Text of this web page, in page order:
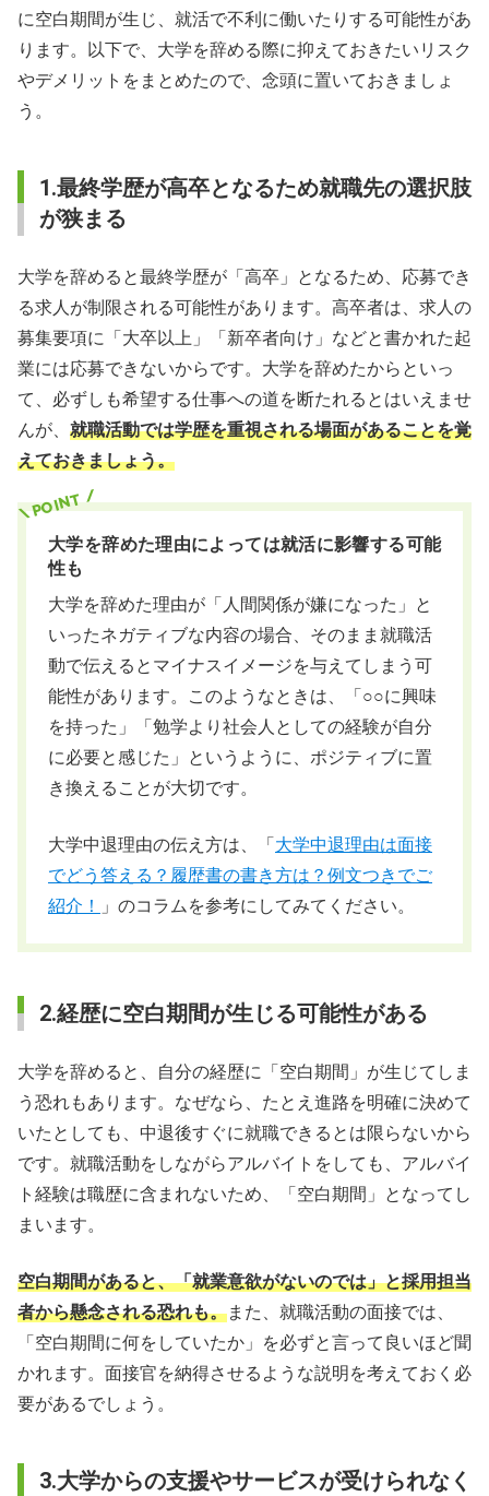
に空白期間が生じ、就活で不利に働いたりする可能性があ
ります。以下で、大学を辞める際に抑えておきたいリスク
やデメリットをまとめたので、念頭に置いておきましょ
う。
1.最終学歴が高卒となるため就職先の選択肢
が狭まる
大学を辞めると最終学歴が「高卒」となるため、応募でき
る求人が制限される可能性があります。高卒者は、求人の
募集要項に「大卒以上」「新卒者向け」などと書かれた起
業には応募できないからです。大学を辞めたからといっ
て、必ずしも希望する仕事への道を断たれるとはいえませ
んが、 就職活動では学歴を重視される場面があることを覚
えておきましょう。
大学を辞めた理由によっては就活に影響する可能
性も
大学を辞めた理由が「人間関係が嫌になった」と
いったネガティブな内容の場合、そのまま就職活
動で伝えるとマイナスイメージを与えてしまう可
能性があります。このようなときは、「○○に興味
を持った」「勉学より社会人としての経験が自分
に必要と感じた」というように、ポジティブに置
き換えることが大切です。
大学中退理由の伝え方は、「大学中退理由は面接
でどう答える？履歴書の書き方は？例文つきでご
紹介！
」のコラムを参考にしてみてください。
2.経歴に空白期間が生じる可能性がある
大学を辞めると、自分の経歴に「空白期間」が生じてしま
う恐れもあります。なぜなら、たとえ進路を明確に決めて
いたとしても、中退後すぐに就職できるとは限らないから
です。就職活動をしながらアルバイトをしても、アルバイ
ト経験は職歴に含まれないため、「空白期間」となってし
まいます。
空白期間があると、「就業意欲がないのでは」と採用担当
者から懸念される恐れも。また、就職活動の面接では、
「空白期間に何をしていたか」を必ずと言って良いほど聞
かれます。面接官を納得させるような説明を考えておく必
要があるでしょう。
3.大学からの支援やサービスが受けられなく